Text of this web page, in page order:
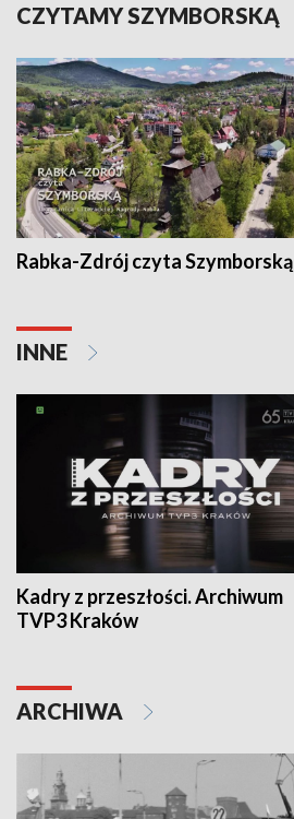
CZYTAMY SZYMBORSKĄ
Rabka-Zdrój czyta Szymborską
INNE
Kadry z przeszłości. Archiwum
TVP3 Kraków
ARCHIWA